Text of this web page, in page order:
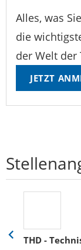
Alles, was
die
der Welt der
JETZT
THD -
Eine